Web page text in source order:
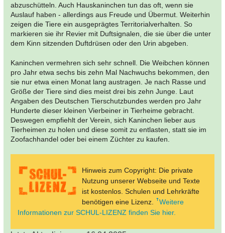
abzuschütteln. Auch Hauskaninchen tun das oft, wenn sie
Auslauf haben - allerdings aus Freude und Übermut. Weiterhin
zeigen die Tiere ein ausgeprägtes Territorialverhalten. So
markieren sie ihr Revier mit Duftsignalen, die sie über die unter
dem Kinn sitzenden Duftdrüsen oder den Urin abgeben.
Kaninchen vermehren sich sehr schnell. Die Weibchen können
pro Jahr etwa sechs bis zehn Mal Nachwuchs bekommen, den
sie nur etwa einen Monat lang austragen. Je nach Rasse und
Größe der Tiere sind dies meist drei bis zehn Junge. Laut
Angaben des Deutschen Tierschutzbundes werden pro Jahr
Hunderte dieser kleinen Vierbeiner in Tierheime gebracht.
Deswegen empfiehlt der Verein, sich Kaninchen lieber aus
Tierheimen zu holen und diese somit zu entlasten, statt sie im
Zoofachhandel oder bei einem Züchter zu kaufen.
Hinweis zum Copyright: Die private
Nutzung unserer Webseite und Texte
ist kostenlos. Schulen und Lehrkräfte
benötigen eine Lizenz.
Weitere
Informationen zur SCHUL-LIZENZ finden Sie hier.